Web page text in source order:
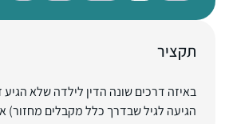
תקציר
באיזה דרכים שונה הדין לילדה שלא
הגיעה לגיל שבדרך כלל מקבלים מחזור)